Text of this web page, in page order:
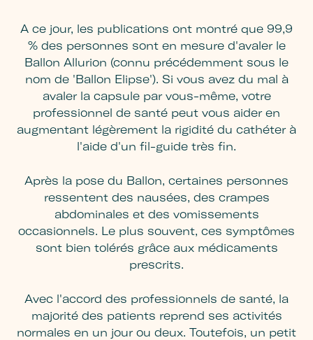
A ce jour, les publications ont montré que 99,9
% des personnes sont en mesure d'avaler le
Ballon Allurion (connu précédemment sous le
nom de 'Ballon Elipse'). Si vous avez du mal à
avaler la capsule par vous-même, votre
professionnel de santé peut vous aider en
augmentant légèrement la rigidité du cathéter à
l'aide d'un fil-guide très fin.
Après la pose du Ballon, certaines personnes
ressentent des nausées, des crampes
abdominales et des vomissements
occasionnels. Le plus souvent, ces symptômes
sont bien tolérés grâce aux médicaments
prescrits.
Avec l'accord des professionnels de santé, la
majorité des patients reprend ses activités
normales en un jour ou deux. Toutefois, un petit